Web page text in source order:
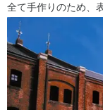
全て手作りのため、